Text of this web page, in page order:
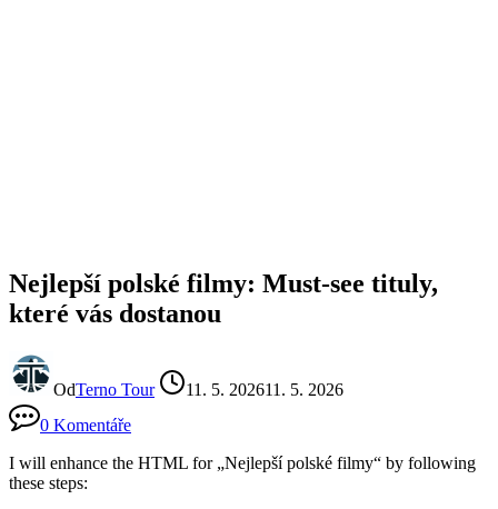
Nejlepší polské filmy: Must-see tituly,
které vás dostanou
OdTerno Tour 11. 5. 202611. 5. 2026
0 Komentáře
I will enhance the HTML for „Nejlepší polské filmy“ by following
these steps: